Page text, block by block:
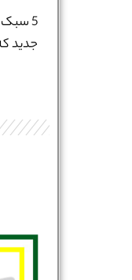
جدید
نام و نام خانوادگی :